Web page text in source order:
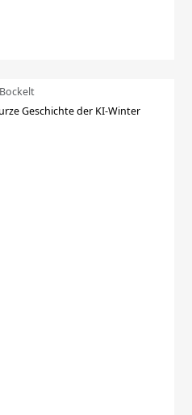
Geschichte der KI-Winter